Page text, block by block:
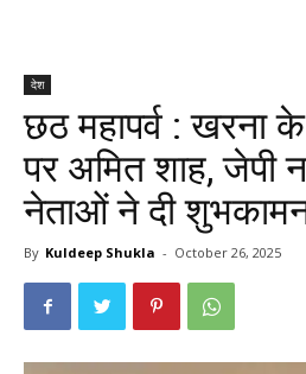
देश
छठ महापर्व : खरना
पर अमित शाह,
नेताओं ने दी
By Kuldeep Shukla - October 26, 2025